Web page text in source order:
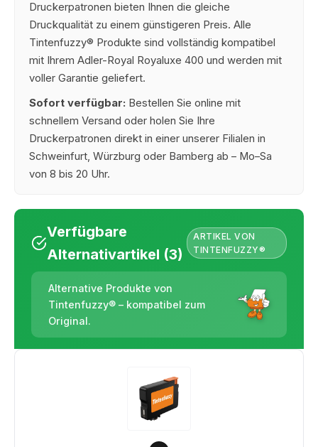
Druckerpatronen bieten Ihnen die gleiche
Druckqualität zu einem günstigeren Preis. Alle
Tintenfuzzy® Produkte sind vollständig kompatibel
mit Ihrem Adler-Royal Royaluxe 400 und werden mit
voller Garantie geliefert.
Sofort verfügbar: Bestellen Sie online mit
schnellem Versand oder holen Sie Ihre
Druckerpatronen direkt in einer unserer Filialen in
Schweinfurt, Würzburg oder Bamberg ab – Mo–Sa
von 8 bis 20 Uhr.
Verfügbare
Alternativartikel (3)
ARTIKEL VON
TINTENFUZZY®
Alternative Produkte von
Tintenfuzzy® – kompatibel zum
Original.